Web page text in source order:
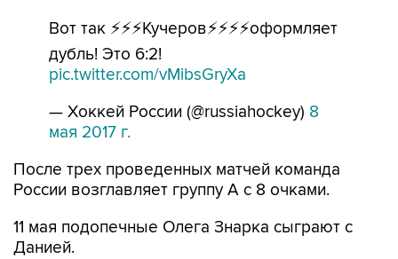
Вот так ⚡⚡⚡Кучеров⚡⚡⚡⚡оформляет
дубль! Это 6:2!
pic.twitter.com/vMibsGryXa
— Хоккей России (@russiahockey) 8
мая 2017 г.
После трех проведенных матчей команда
России возглавляет группу А с 8 очками.
11 мая подопечные Олега Знарка сыграют с
Данией.